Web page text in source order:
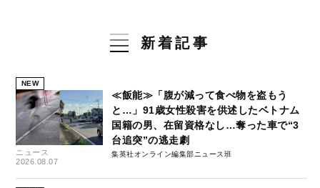
新着記事
NEW
ニュース
2026.08.07
≪飯能≫「腹が減って食べ物を盗もう
と…」91歳女性殺害を供述したベトナム
国籍の男、在留資格なし…奪った車で“3
台追突”の逃走劇
集英社オンライン編集部ニュース班